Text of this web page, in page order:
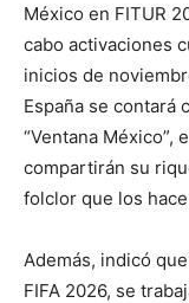
México en FITUR
cabo activaciones
inicios de
España se contará
“Ventana México”,
compartirán su
folclor que los
Además, indicó
FIFA 2026, se